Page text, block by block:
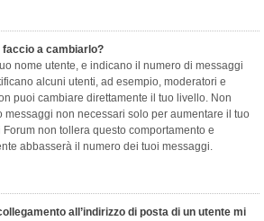
faccio a cambiarlo?
nome utente, e indicano il numero di messaggi
alcuni utenti, ad esempio, moderatori e
puoi cambiare direttamente il tuo livello. Non
messaggi non necessari solo per aumentare il tuo
non tollera questo comportamento e
abbasserà il numero dei tuoi messaggi.
all’indirizzo di posta di un utente mi